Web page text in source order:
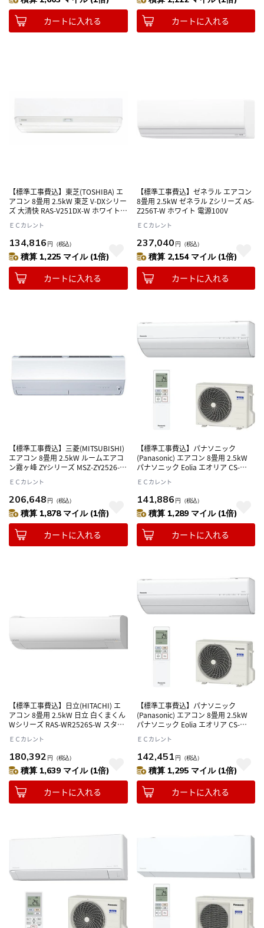
カートに入れる カートに入れる
【標準工事費込】東芝(TOSHIBA) エ
アコン 8畳用 2.5kW 東芝 V-DXシリー
ズ 大清快 RAS-V251DX-W ホワイト
ＥＣカレント
134,816 円 （税込）
積算 1,225 マイル (1倍)
カートに入れる
【標準工事費込】ゼネラル エアコン
8畳用 2.5kW ゼネラル Zシリーズ AS-
Z256T-W ホワイト 電源100V
ＥＣカレント
237,040 円 （税込）
積算 2,154 マイル (1倍)
カートに入れる
【標準工事費込】三菱(MITSUBISHI)
エアコン 8畳用 2.5kW ルームエアコ
ン霧ヶ峰 ZYシリーズ MSZ-ZY2526-W
ＥＣカレント
206,648 円 （税込）
積算 1,878 マイル (1倍)
カートに入れる
【標準工事費込】パナソニック
(Panasonic) エアコン 8畳用 2.5kW
パナソニック Eolia エオリア CS-
ＥＣカレント
141,886 円 （税込）
積算 1,289 マイル (1倍)
カートに入れる
【標準工事費込】日立(HITACHI) エ
アコン 8畳用 2.5kW 日立 白くまくん
Wシリーズ RAS-WR2526S-W スター
ＥＣカレント
180,392 円 （税込）
積算 1,639 マイル (1倍)
カートに入れる
【標準工事費込】パナソニック
(Panasonic) エアコン 8畳用 2.5kW
パナソニック Eolia エオリア CS-
100V
ＥＣカレント
142,451 円 （税込）
積算 1,295 マイル (1倍)
カートに入れる